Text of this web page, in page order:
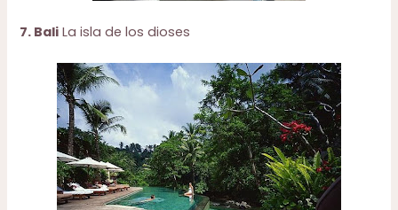
7. Bali La isla de los dioses